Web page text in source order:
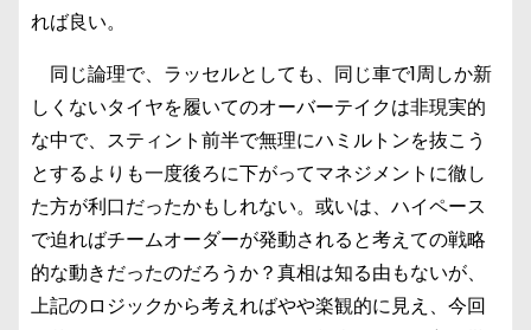
れば良い。
同じ論理で、ラッセルとしても、同じ車で1周しか新
しくないタイヤを履いてのオーバーテイクは非現実的
な中で、スティント前半で無理にハミルトンを抜こう
とするよりも一度後ろに下がってマネジメントに徹し
た方が利口だったかもしれない。或いは、ハイペース
で迫ればチームオーダーが発動されると考えての戦略
的な動きだったのだろうか？真相は知る由もないが、
上記のロジックから考えればやや楽観的に見え、今回